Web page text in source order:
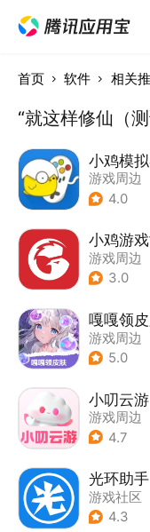
首页 软件 相关
“就这样修仙（
小鸡模
游戏周边
4.0
小鸡游
游戏周边
3.0
嘎嘎领
游戏周边
5.0
小叨云游
游戏周边
4.7
光环助手
游戏社区
4.3